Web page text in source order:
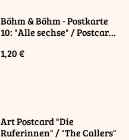
Böhm & Böhm - Postkarte
10: "Alle sechse" / Postcard
1,20 €
Art Postcard "Die
Ruferinnen" / "The Callers"